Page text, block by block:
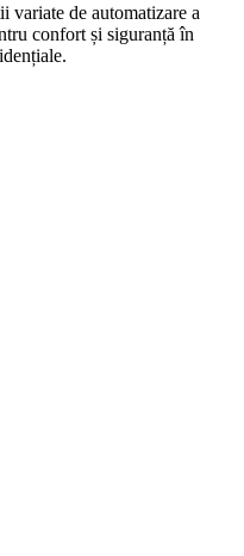
de automatizare a
confort și siguranță în